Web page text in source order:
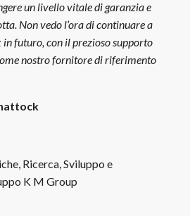
un livello vitale di garanzia e
Non vedo l’ora di continuare a
futuro, con il prezioso supporto
nostro fornitore di riferimento
Ricerca, Sviluppo e
K M Group